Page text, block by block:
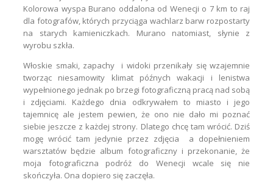
Kolorowa wyspa Burano oddalona od Wenecji o 7 km to raj
dla fotografów, których przyciąga wachlarz barw rozpostarty
na starych kamieniczkach. Murano natomiast, słynie z
wyrobu szkła.
Włoskie smaki, zapachy i widoki przenikały się wzajemnie
tworząc niesamowity klimat późnych wakacji i lenistwa
wypełnionego jednak po brzegi fotograficzną pracą nad sobą
i zdjęciami. Każdego dnia odkrywałem to miasto i jego
tajemnicę ale jestem pewien, że ono nie dało mi poznać
siebie jeszcze z każdej strony. Dlatego chcę tam wrócić. Dziś
mogę wrócić tam jedynie przez zdjęcia a dopełnieniem
warsztatów będzie album fotograficzny i przekonanie, że
moja fotograficzna podróż do Wenecji wcale się nie
skończyła. Ona dopiero się zaczęła.